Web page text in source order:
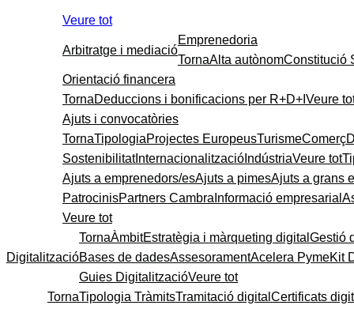
Veure tot
Arbitratge i mediació
Emprenedoria
TornaAlta autònomConstitució
Orientació financera
TornaDeduccions i bonificacions per R+D+I Veure
Ajuts i convocatòries
TornaTipologiaProjectes EuropeusTurismeComerç
SostenibilitatInternacionalització IndústriaVeure tot
Ajuts a emprenedors/esAjuts a pimesAjuts a grans
PatrocinisPartners Cambra Informació empresarial
Veure tot
Digitalització
TornaÀmbitEstratègia i màrqueting digital Gestió
Bases de dadesAssesoramentAcelera PymeKit
Guies DigitalitzacióVeure tot
TornaTipologia TràmitsTramitació digital Certificats